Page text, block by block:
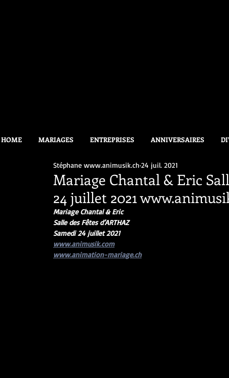
HOME MARIAGES ENTREPRISES ANNIVERSAIRES
Mariage Chantal & Eric
24 juillet 2021
Stéphane www.animusik.ch 24 juil. 2021
Mariage Chantal & Eric
Salle des Fêtes d’ARTHAZ
Samedi 24 juillet 2021
www.animusik.com
www.animation-mariage.ch